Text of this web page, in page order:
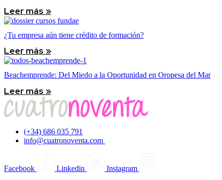
Leer más »
¿Tu empresa aún tiene crédito de formación?
Leer más »
Beachemprende: Del Miedo a la Oportunidad en Oropesa del Mar
Leer más »
(+34) 686 035 791
info@cuatronoventa.com
Facebook Linkedin
Instagram